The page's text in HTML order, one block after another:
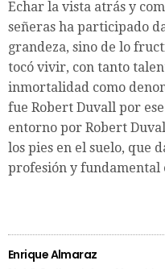
Echar la vista atrás y
señeras ha participado
grandeza, sino de lo
tocó vivir, con tanto
inmortalidad como
fue Robert Duvall por
entorno por Robert
los pies en el suelo, que
profesión y fundamental
Enrique Almaraz